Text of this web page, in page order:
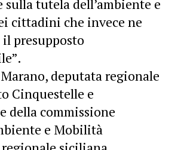
sulla tutela dell’ambiente e
cittadini che invece ne
presupposto
deputata regionale
Cinquestelle e
della commissione
e Mobilità